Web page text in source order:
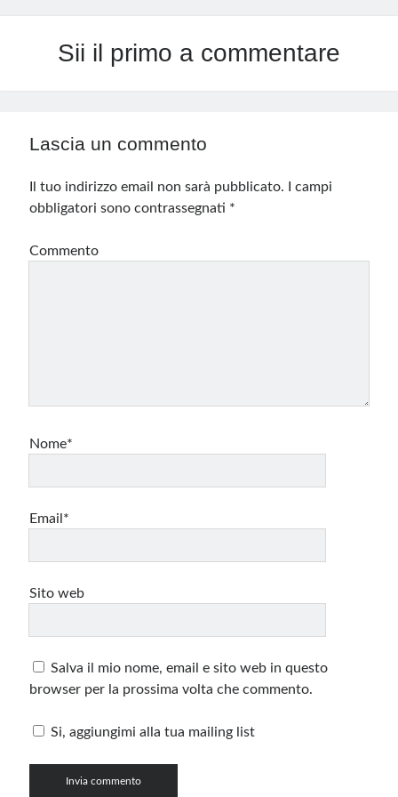
Sii il primo a commentare
Lascia un commento
Il tuo indirizzo email non sarà pubblicato.
I campi
obbligatori sono contrassegnati *
Commento
Nome*
Email*
Sito web
Salva il mio nome, email e sito web in questo
browser per la prossima volta che commento.
Si, aggiungimi alla tua mailing list